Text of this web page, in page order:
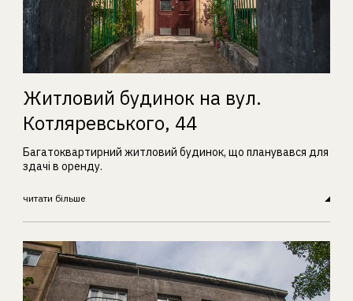
Житловий будинок на вул.
Котляревського, 44
Багатоквартирний житловий будинок, що планувався для
здачі в оренду.
читати більше